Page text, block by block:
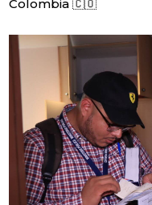
Colombia 🇨🇴